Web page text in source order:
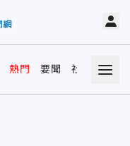
熱門 要聞 社會 娛樂